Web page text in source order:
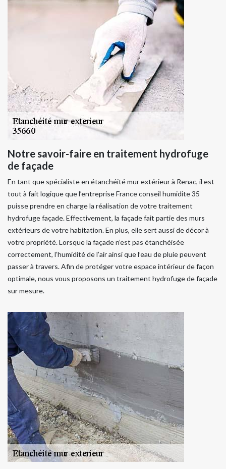
Notre savoir-faire en traitement hydrofuge
de façade
En tant que spécialiste en étanchéité mur extérieur à Renac, il est
tout à fait logique que l’entreprise France conseil humidite 35
puisse prendre en charge la réalisation de votre traitement
hydrofuge façade. Effectivement, la façade fait partie des murs
extérieurs de votre habitation. En plus, elle sert aussi de décor à
votre propriété. Lorsque la façade n’est pas étanchéisée
correctement, l’humidité de l’air ainsi que l’eau de pluie peuvent
passer à travers. Afin de protéger votre espace intérieur de façon
optimale, nous vous proposons un traitement hydrofuge de façade
sur mesure.